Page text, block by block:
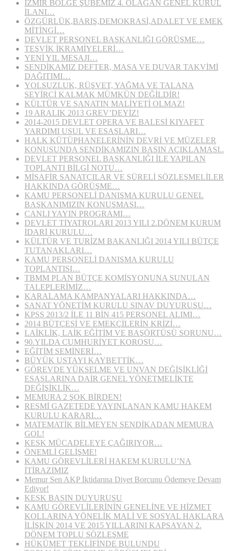
İZMİR BÖLGE ŞUBEMİZ 4. OLAĞAN GENEL KURUL
İLANI…
ÖZGÜRLÜK,BARIŞ,DEMOKRASİ,ADALET VE EMEK
MİTİNGİ…
DEVLET PERSONEL BAŞKANLIĞI GÖRÜŞME…
TEŞVİK İKRAMİYELERİ…
YENİ YIL MESAJI…
SENDİKAMIZ DEFTER, MASA VE DUVAR TAKVİMİ
DAĞITIMI…
YOLSUZLUK, RÜŞVET, YAĞMA VE TALANA
SEYİRCİ KALMAK MÜMKÜN DEĞİLDİR!
KÜLTÜR VE SANATIN MALİYETİ OLMAZ!
19 ARALIK 2013 GREV’DEYİZ!
2014-2015 DEVLET OPERA VE BALESİ KIYAFET
YARDIMI USUL VE ESASLARI…
HALK KÜTÜPHANELERİNİN DEVRİ VE MÜZELER
KONUSUNDA SENDİKAMIZIN BASIN AÇIKLAMASI..
DEVLET PERSONEL BAŞKANLIĞI İLE YAPILAN
TOPLANTI BİLGİ NOTU…
MİSAFİR SANATÇILAR VE SÜRELİ SÖZLEŞMELİLER
HAKKINDA GÖRÜŞME…
KAMU PERSONELİ DANIŞMA KURULU GENEL
BAŞKANIMIZIN KONUŞMASI…
CANLI YAYIN PROGRAMI…
DEVLET TİYATROLARI 2013 YILI 2.DÖNEM KURUM
İDARİ KURULU…
KÜLTÜR VE TURİZM BAKANLIĞI 2014 YILI BÜTÇE
TUTANAKLARI…
KAMU PERSONELİ DANIŞMA KURULU
TOPLANTISI…
TBMM PLAN BÜTÇE KOMİSYONUNA SUNULAN
TALEPLERİMİZ…
KARALAMA KAMPANYALARI HAKKINDA…
SANAT YÖNETİM KURULU SINAV DUYURUSU…
KPSS 2013/2 İLE 11 BİN 415 PERSONEL ALIMI…
2014 BÜTÇESİ VE EMEKÇİLERİN KRİZİ…
LAİKLİK, LAİK EĞİTİM VE BAŞÖRTÜSÜ SORUNU…
90.YILDA CUMHURİYET KOROSU…
EĞİTİM SEMİNERİ…
BÜYÜK USTAYI KAYBETTİK…
GÖREVDE YÜKSELME VE UNVAN DEĞİŞİKLİĞİ
ESASLARINA DAİR GENEL YÖNETMELİKTE
DEĞİŞİKLİK…
MEMURA 2 ŞOK BİRDEN!
RESMİ GAZETEDE YAYINLANAN KAMU HAKEM
KURULU KARARI…
MATEMATİK BİLMEYEN SENDİKADAN MEMURA
GOL!
KESK MÜCADELEYE ÇAĞIRIYOR…
ÖNEMLİ GELİŞME!
KAMU GÖREVLİLERİ HAKEM KURULU’NA
İTİRAZIMIZ
Memur Sen AKP İktidarına Diyet Borcunu Ödemeye Devam
Ediyor!
KESK BASIN DUYURUSU
KAMU GÖREVLİLERİNİN GENELİNE VE HİZMET
KOLLARINA YÖNELİK MALİ VE SOSYAL HAKLARA
İLİŞKİN 2014 VE 2015 YILLARINI KAPSAYAN 2.
DÖNEM TOPLU SÖZLEŞME
HÜKÜMET TEKLİFİNDE BULUNDU